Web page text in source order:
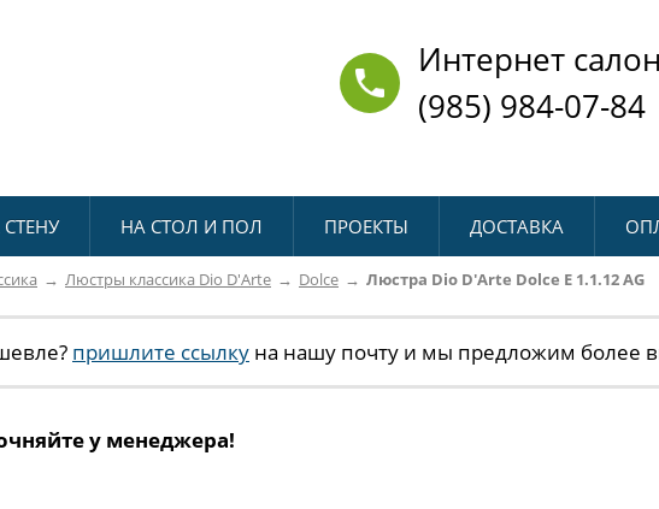
Интернет
(985) 984-07-84
НА СТОЛ И ПОЛ ПРОЕКТЫ ДОСТАВКА
Люстры классика Dio D'Arte Dolce Люстра Dio D'Arte Dolce E 1.1.12 AG
пришлите ссылку на нашу почту и мы предложим более
у менеджера!